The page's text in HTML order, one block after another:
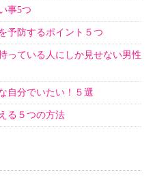
事5つ
予防するポイント５つ
っている人にしか見せない男性
自分でいたい！５選
る５つの方法